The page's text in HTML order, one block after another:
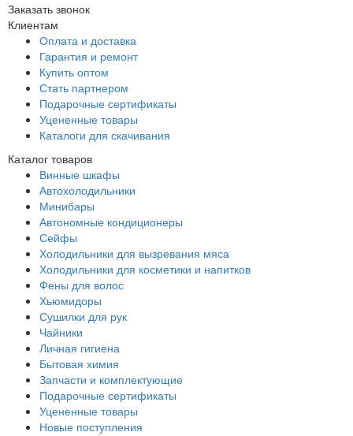
Заказать звонок
Клиентам
Оплата и доставка
Гарантия и ремонт
Купить оптом
Стать партнером
Подарочные сертификаты
Уцененные товары
Каталоги для скачивания
Каталог товаров
Винные шкафы
Автохолодильники
Минибары
Автономные кондиционеры
Сейфы
Холодильники для вызревания мяса
Холодильники для косметики и напитков
Фены для волос
Хьюмидоры
Сушилки для рук
Чайники
Личная гигиена
Бытовая химия
Запчасти и комплектующие
Подарочные сертификаты
Уцененные товары
Новые поступления